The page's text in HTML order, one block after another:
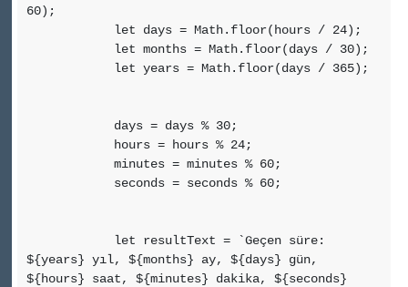
60);
let days = Math.floor(hours / 24);
let months = Math.floor(days / 30);
let years = Math.floor(days / 365);
days = days % 30;
hours = hours % 24;
minutes = minutes % 60;
seconds = seconds % 60;
let resultText = `Geçen süre:
${years} yıl, ${months} ay, ${days} gün,
${hours} saat, ${minutes} dakika, ${seconds}